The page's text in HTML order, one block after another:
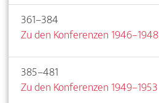
361–384
Zu den Konferenzen 1946–1948
385–481
Zu den Konferenzen 1949–1953